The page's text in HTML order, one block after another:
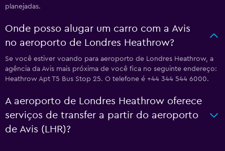
planejadas.
Onde posso alugar um carro com a Avis
no aeroporto de Londres Heathrow?
Se você estiver voando para aeroporto de Londres Heathrow, a
agência da Avis mais próxima de você fica no seguinte endereço:
Heathrow Apt T5 Bus Stop 25. O telefone é +44 344 544 6000.
A aeroporto de Londres Heathrow oferece
serviços de transfer a partir do aeroporto
de Avis (LHR)?